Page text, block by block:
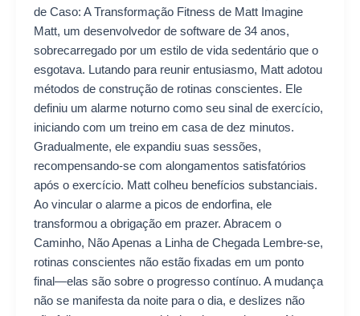
de Caso: A Transformação Fitness de Matt Imagine
Matt, um desenvolvedor de software de 34 anos,
sobrecarregado por um estilo de vida sedentário que o
esgotava. Lutando para reunir entusiasmo, Matt adotou
métodos de construção de rotinas conscientes. Ele
definiu um alarme noturno como seu sinal de exercício,
iniciando com um treino em casa de dez minutos.
Gradualmente, ele expandiu suas sessões,
recompensando-se com alongamentos satisfatórios
após o exercício. Matt colheu benefícios substanciais.
Ao vincular o alarme a picos de endorfina, ele
transformou a obrigação em prazer. Abracem o
Caminho, Não Apenas a Linha de Chegada Lembre-se,
rotinas conscientes não estão fixadas em um ponto
final—elas são sobre o progresso contínuo. A mudança
não se manifesta da noite para o dia, e deslizes não